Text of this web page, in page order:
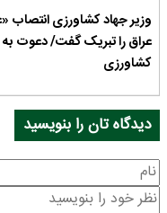
وزیر جهاد کشاورزی انتصاب
عراق را تبریک گفت/ دعوت به
کشاورزی
دیدگاه تان را بنویسید